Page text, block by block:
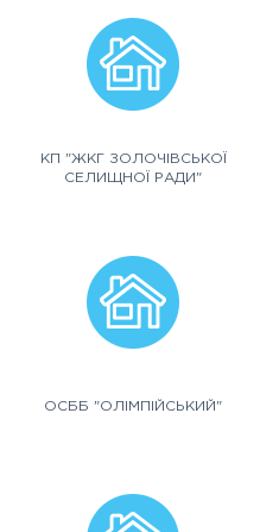
КП "ЖКГ ЗОЛОЧІВСЬКОЇ
СЕЛИЩНОЇ РАДИ"
ОСББ "ОЛІМПІЙСЬКИЙ"